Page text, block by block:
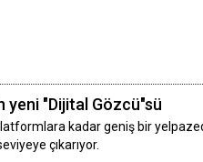
yeni "Dijital Gözcü"sü
kadar geniş bir
çıkarıyor.